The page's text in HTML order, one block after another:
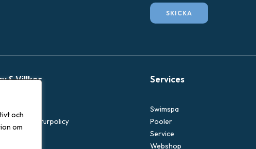
och
om
a
E
o
t
SKICKA
& Villkor
& returpolicy
Services
Swimspa
Pooler
Service
Webshop